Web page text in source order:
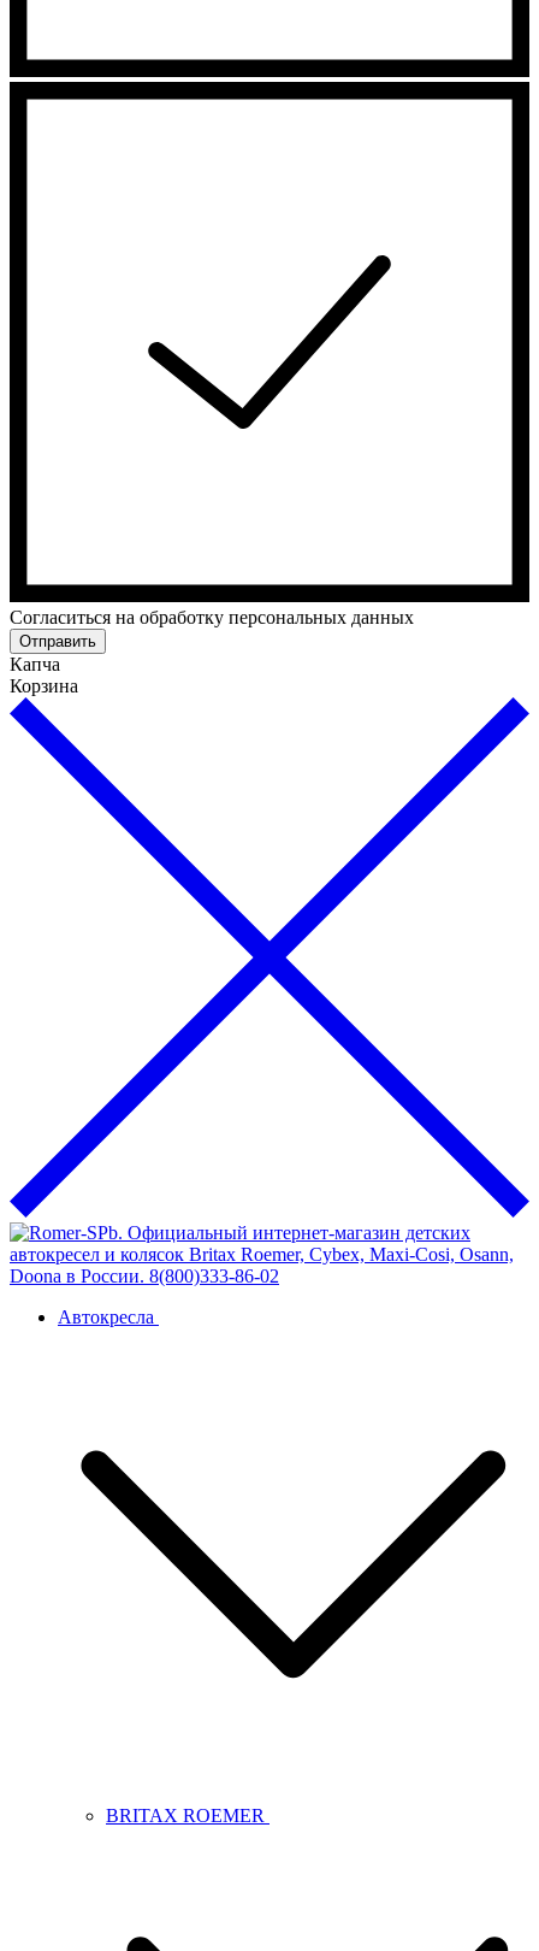
Cогласиться на обработку персональных данных
Отправить
Капча
Корзина
Автокресла
BRITAX ROEMER